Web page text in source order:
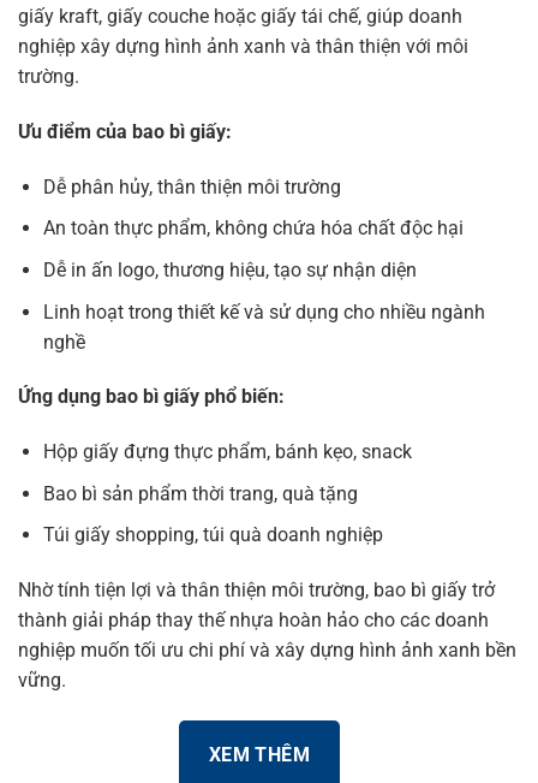
giấy kraft, giấy couche hoặc giấy tái chế, giúp doanh
nghiệp xây dựng hình ảnh xanh và thân thiện với môi
trường.
Ưu điểm của bao bì giấy:
Dễ phân hủy, thân thiện môi trường
An toàn thực phẩm, không chứa hóa chất độc hại
Dễ in ấn logo, thương hiệu, tạo sự nhận diện
Linh hoạt trong thiết kế và sử dụng cho nhiều ngành
nghề
Ứng dụng bao bì giấy phổ biến:
Hộp giấy đựng thực phẩm, bánh kẹo, snack
Bao bì sản phẩm thời trang, quà tặng
Túi giấy shopping, túi quà doanh nghiệp
Nhờ tính tiện lợi và thân thiện môi trường, bao bì giấy trở
thành giải pháp thay thế nhựa hoàn hảo cho các doanh
nghiệp muốn tối ưu chi phí và xây dựng hình ảnh xanh bền
vững.
XEM THÊM